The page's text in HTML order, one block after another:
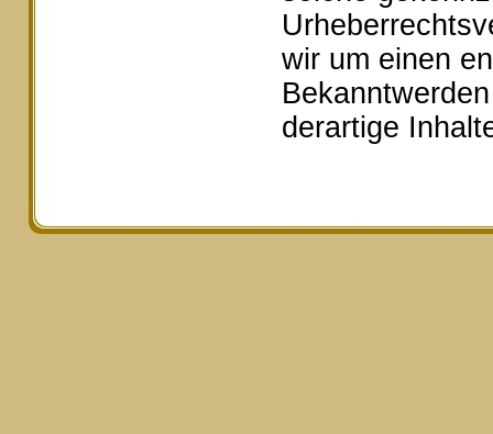
wir um einen
derartige